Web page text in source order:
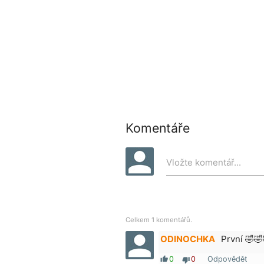
Komentáře
Vložte komentář...
Celkem 1 komentářů.
ODINOCHKA První
thumb_up0 thumb_down0 Odpovědět